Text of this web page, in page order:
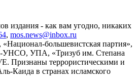
издания - как вам угодно, никаких
, mos.news@inbox.ru
большевистская партия»,
УНСО, УПА, «Тризуб им. Степана
Признаны террористическими и
Каида в странах исламского